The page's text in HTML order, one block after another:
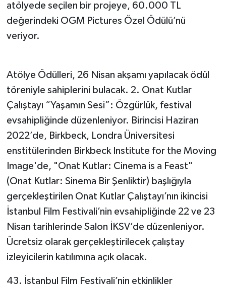
atölyede seçilen bir projeye, 60.000 TL
değerindeki OGM Pictures Özel Ödülü’nü
veriyor.
Atölye Ödülleri, 26 Nisan akşamı yapılacak ödül
töreniyle sahiplerini bulacak. 2. Onat Kutlar
Çalıştayı “Yaşamın Sesi”: Özgürlük, festival
evsahipliğinde düzenleniyor. Birincisi Haziran
2022’de, Birkbeck, Londra Üniversitesi
enstitülerinden Birkbeck Institute for the Moving
Image'de, "Onat Kutlar: Cinema is a Feast"
(Onat Kutlar: Sinema Bir Şenliktir) başlığıyla
gerçekleştirilen Onat Kutlar Çalıştayı’nın ikincisi
İstanbul Film Festivali’nin evsahipliğinde 22 ve 23
Nisan tarihlerinde Salon İKSV’de düzenleniyor.
Ücretsiz olarak gerçekleştirilecek çalıştay
izleyicilerin katılımına açık olacak.
43. İstanbul Film Festivali’nin etkinlikler